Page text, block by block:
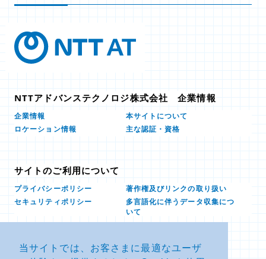
当サイトでは、お客さまに最適なユーザ
NTTアドバンステクノロジ株式会社 企業情報
企業情報
本サイトについて
ロケーション情報
主な認証・資格
サイトのご利用について
プライバシーポリシー
著作権及びリンクの取り扱い
セキュリティポリシー
多言語化に伴うデータ収集につ
いて
お問い合せ